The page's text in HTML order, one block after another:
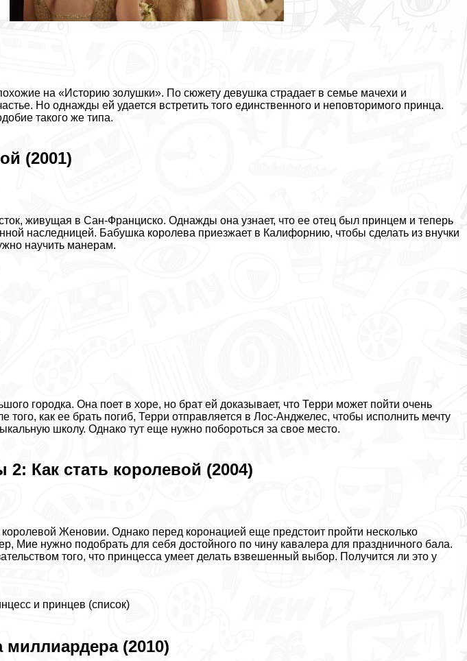
на «Историю золушки». По сюжету дeвyшка страдает в семье мачехи и
Но однажды ей удается встретить того единственного и неповторимого принца.
такого же типа.
(2001)
живущая в Сан-Франциско. Однажды она узнает, что ее отец был принцем и теперь
наследницей. Бабушка королева приезжает в Калифорнию, чтобы сделать из внучки
научить манерам.
городка. Она поет в хоре, но брат ей доказывает, что Терри может пойти очень
того, как ее брать погиб, Терри отправляется в Лос-Анджелес, чтобы исполнить мечту
школу. Однако тут еще нужно побороться за свое место.
Как стать королевой (2004)
Женовии. Однако перед коронацией еще предстоит пройти несколько
Мие нужно подобрать для себя достойного по чину кавалера для праздничного бала.
того, что принцесса умеет делать взвешенный выбор. Получится ли это у
и принцев (список)
(2010)